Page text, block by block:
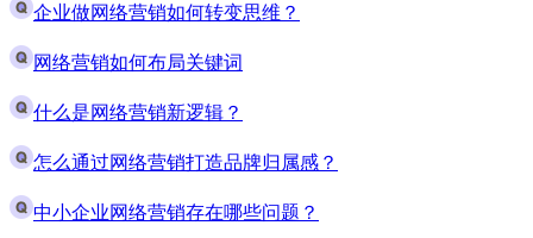
企业做网络营销如何转变思维？
网络营销如何布局关键词
什么是网络营销新逻辑？
怎么通过网络营销打造品牌归属感？
中小企业网络营销存在哪些问题？